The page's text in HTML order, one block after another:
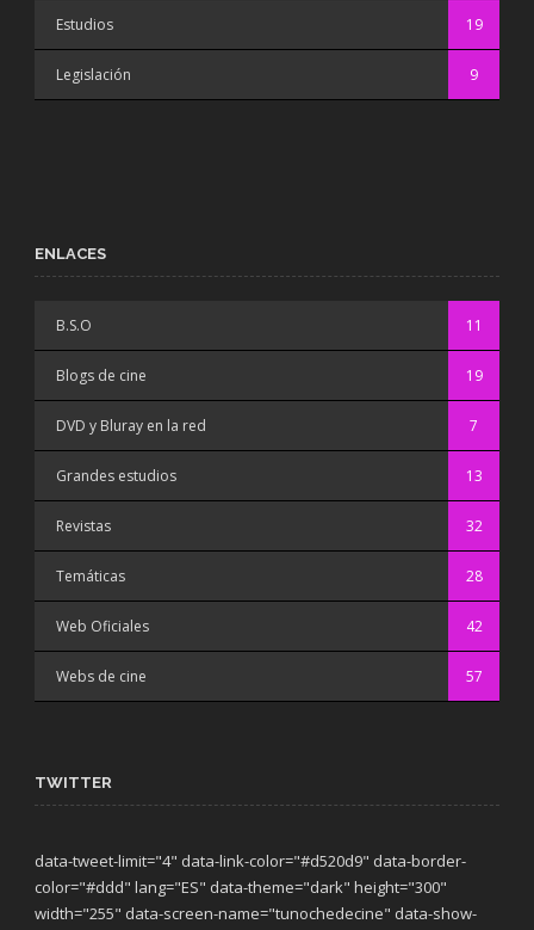
Estudios 19
Legislación 9
ENLACES
B.S.O 11
Blogs de cine 19
DVD y Bluray en la red 7
Grandes estudios 13
Revistas 32
Temáticas 28
Web Oficiales 42
Webs de cine 57
TWITTER
data-tweet-limit="4" data-link-color="#d520d9" data-border-
color="#ddd" lang="ES" data-theme="dark" height="300"
width="255" data-screen-name="tunochedecine" data-show-